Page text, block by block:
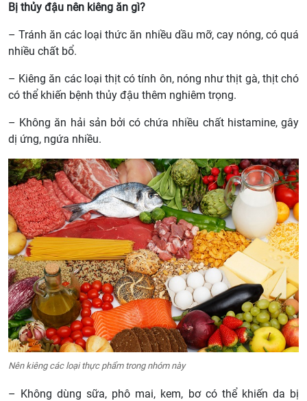
Bị thủy đậu nên kiêng ăn gì?
– Tránh ăn các loại thức ăn nhiều dầu mỡ, cay nóng, có quá
nhiều chất bổ.
– Kiêng ăn các loại thịt có tính ôn, nóng như thịt gà, thịt chó
có thể khiến bệnh thủy đậu thêm nghiêm trọng.
– Không ăn hải sản bởi có chứa nhiều chất histamine, gây
dị ứng, ngứa nhiều.
Nên kiêng các loại thực phẩm trong nhóm này
– Không dùng sữa, phô mai, kem, bơ có thể khiến da bị